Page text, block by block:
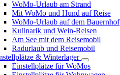
WoMo-Urlaub am Strand
Mit WoMo und Hund auf Reise
WoMo-Urlaub auf dem Bauernhof
Kulinarik und Wein-Reisen
Am See mit dem Reisemobil
Radurlaub und Reisemobil
& Winterlager
Einstellplätze für WoMos